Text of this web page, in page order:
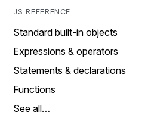
JS REFERENCE
Standard built-in objects
Expressions & operators
Statements & declarations
Functions
See all…